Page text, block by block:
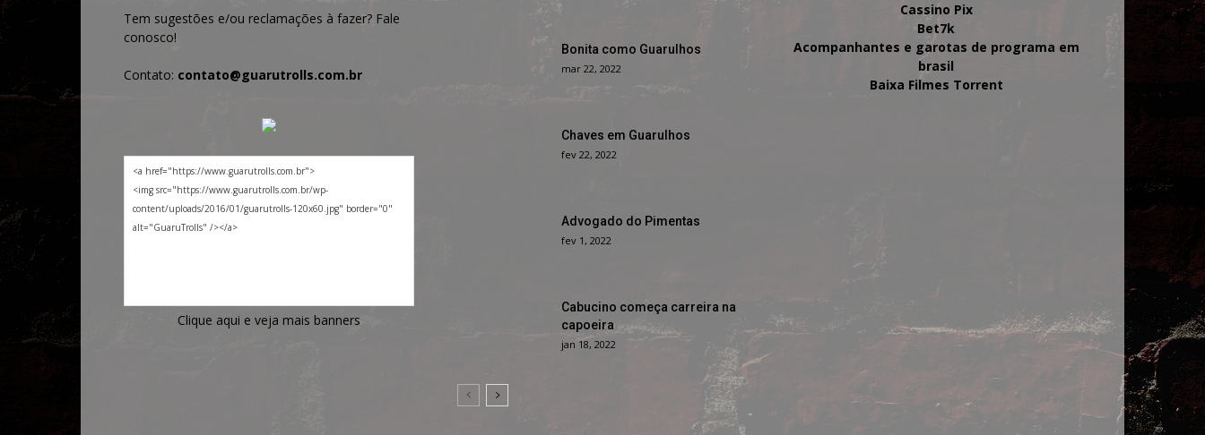
Tem sugestões e/ou reclamações à fazer? Fale
conosco!
Contato: contato@guarutrolls.com.br
Clique aqui e veja mais banners
Bonita como Guarulhos
mar 22, 2022
Chaves em Guarulhos
fev 22, 2022
Advogado do Pimentas
fev 1, 2022
Cabucino começa carreira na
capoeira
jan 18, 2022
Cassino Pix
Bet7k
Acompanhantes e garotas de programa em
brasil
Baixa Filmes Torrent